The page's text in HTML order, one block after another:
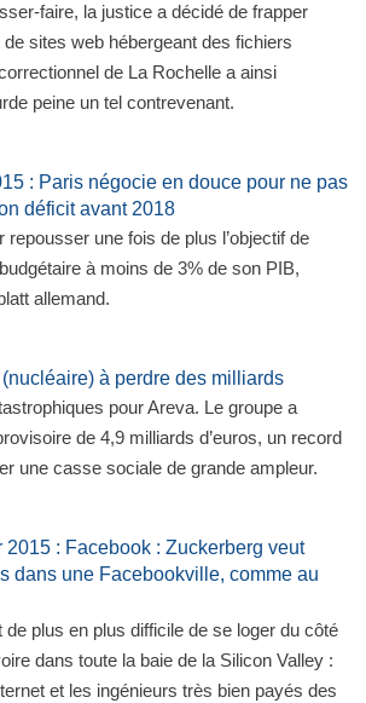
faire, la justice a décidé de frapper
sites web hébergeant des fichiers
de La Rochelle a ainsi
peine un tel contrevenant.
: Paris négocie en douce pour ne pas
déficit avant 2018
repousser une fois de plus l’objectif de
à moins de 3% de son PIB,
allemand.
à perdre des milliards
pour Areva. Le groupe a
de 4,9 milliards d’euros, un record
une casse sociale de grande ampleur.
2015 : Facebook : Zuckerberg veut
dans une Facebookville, comme au
de plus en plus difficile de se loger du côté
dans toute la baie de la Silicon Valley :
et les ingénieurs très bien payés des